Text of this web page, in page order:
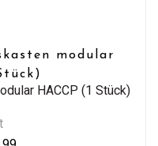
modular
HACCP (1 Stück)